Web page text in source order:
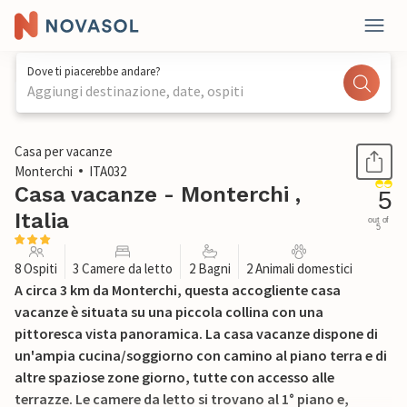
Dove ti piacerebbe andare?
Aggiungi destinazione, date, ospiti
1 / 31
Casa per vacanze
Monterchi
ITA032
Casa vacanze - Monterchi ,
Italia
5
out of
5
8 Ospiti 3 Camere da letto 2 Bagni 2 Animali domestici
A circa 3 km da Monterchi, questa accogliente casa
vacanze è situata su una piccola collina con una
pittoresca vista panoramica. La casa vacanze dispone di
un'ampia cucina/soggiorno con camino al piano terra e di
altre spaziose zone giorno, tutte con accesso alle
terrazze. Le camere da letto si trovano al 1° piano e,